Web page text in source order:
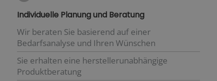
Individuelle Planung und Beratung
Wir beraten Sie basierend auf einer
Bedarfsanalyse und Ihren Wünschen
Sie erhalten eine herstellerunabhängige
Produktberatung